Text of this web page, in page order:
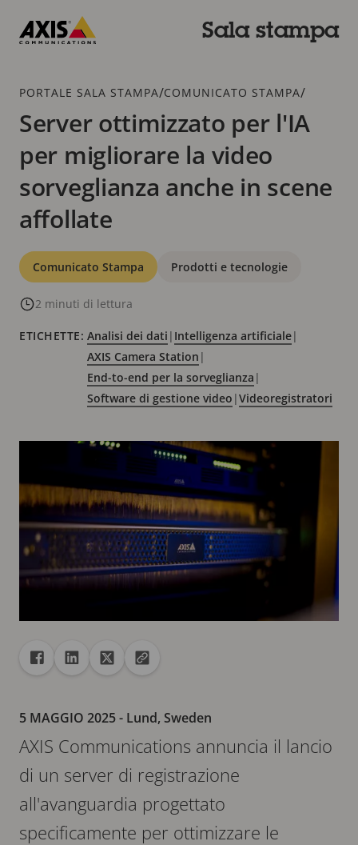
contenuto
Sala stampa
Breadcrumb
PORTALE SALA STAMPA/COMUNICATO STAMPA/
Server ottimizzato per l'IA
per migliorare la video
sorveglianza anche in scene
affollate
Categorie
Comunicato Stampa Prodotti e tecnologie
2 minuti di lettura
ETICHETTE: Analisi dei dati | Intelligenza artificiale|
AXIS Camera Station |
End-to-end per la sorveglianza |
Software di gestione video |Videoregistratori
Condivisione
Condividi con Facebook
Condividi con Linkedin
Condividi con X
Copia URL negli Appunti
5 MAGGIO 2025- Lund, Sweden
AXIS Communications annuncia il lancio
di un server di registrazione
all'avanguardia progettato
specificamente per ottimizzare le